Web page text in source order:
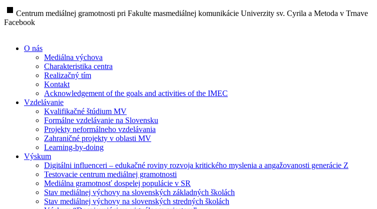
stop Centrum mediálnej gramotnosti pri Fakulte masmediálnej komunikácie Univerzity sv. Cyrila a Metoda v Trnave
Facebook
O nás
Mediálna výchova
Charakteristika centra
Realizačný tím
Kontakt
Acknowledgement of the goals and activities of the IMEC
Vzdelávanie
Kvalifikačné štúdium MV
Formálne vzdelávanie na Slovensku
Projekty neformálneho vzdelávania
Zahraničné projekty v oblasti MV
Learning-by-doing
Výskum
Digitálni influenceri – edukačné roviny rozvoja kritického myslenia a angažovanosti generácie Z
Testovacie centrum mediálnej gramotnosti
Mediálna gramotnosť dospelej populácie v SR
Stav mediálnej výchovy na slovenských základných školách
Stav mediálnej výchovy na slovenských stredných školách